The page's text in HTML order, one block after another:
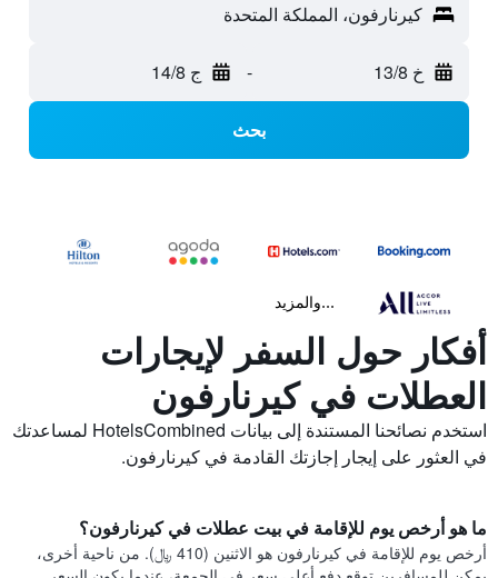
كيرنارفون، المملكة المتحدة
خ 13/8 - ج 14/8
بحث
...والمزيد
أفكار حول السفر لإيجارات
العطلات في كيرنارفون
استخدم نصائحنا المستندة إلى بيانات HotelsCombined لمساعدتك
في العثور على إيجار إجازتك القادمة في كيرنارفون.
ما هو أرخص يوم للإقامة في بيت عطلات في كيرنارفون؟
أرخص يوم للإقامة في كيرنارفون هو الاثنين (410 ﷼). من ناحية أخرى،